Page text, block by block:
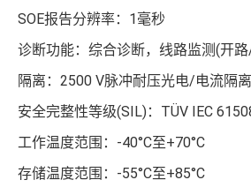
SOE报告分辨率：1毫秒
诊断功能：综合诊断，线路监测(开
隔离：2500 V脉冲耐压光电/电流隔
安全完整性等级(SIL)：TÜV IEC
工作温度范围：-40°C至+70°C
存储温度范围：-55°C至+85°C